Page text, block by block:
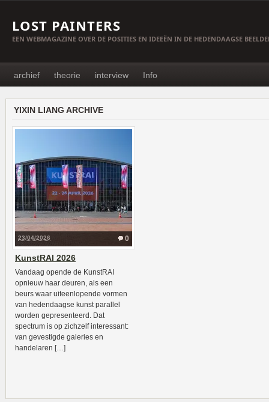
LOST PAINTERS
EEN WEBMAGAZINE OVER DE POSITIES EN IDEEËN IN DE HEDENDAAGSE
archief theorie interview Info
YIXIN LIANG ARCHIVE
0
23/04/2026
KunstRAI 2026
Vandaag opende de KunstRAI
opnieuw haar deuren, als een
beurs waar uiteenlopende vormen
van hedendaagse kunst parallel
worden gepresenteerd. Dat
spectrum is op zichzelf interessant:
van gevestigde galeries en
handelaren […]